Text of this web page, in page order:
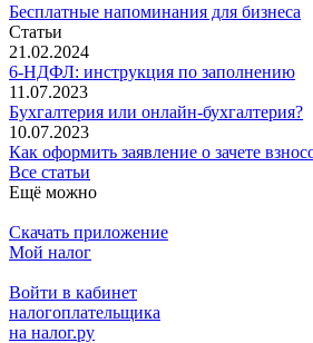
Бесплатные напоминания для бизнеса
Статьи
21.02.2024
6-НДФЛ: инструкция по заполнению
11.07.2023
Бухгалтерия или онлайн-бухгалтерия?
10.07.2023
Как оформить заявление о зачете
Все статьи
Ещё можно
Скачать приложение
Мой налог
Войти в кабинет
налогоплательщика
на налог.ру